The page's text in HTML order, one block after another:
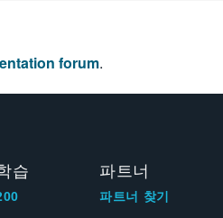
forum.
습 파트너
파트너 찾기